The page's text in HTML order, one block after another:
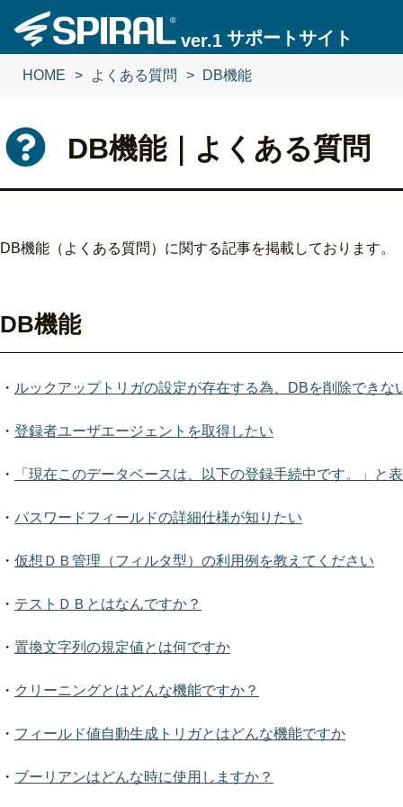
ver.1 サポートサイト
HOME よくある質問 DB機能
HOME よくある質問 DB機能
DB機能｜よくある質問
DB機能（よくある質問）に関する記事を掲載しております。
DB機能
・ ルックアップトリガの設定が存在する為、DBを削除できな
・ 登録者ユーザエージェントを取得したい
・ 「現在このデータベースは、以下の登録手続中です。」と
・ パスワードフィールドの詳細仕様が知りたい
・ 仮想ＤＢ管理（フィルタ型）の利用例を教えてください
・ テストＤＢとはなんですか？
・ 置換文字列の規定値とは何ですか
・ クリーニングとはどんな機能ですか？
・ フィールド値自動生成トリガとはどんな機能ですか
・ ブーリアンはどんな時に使用しますか？